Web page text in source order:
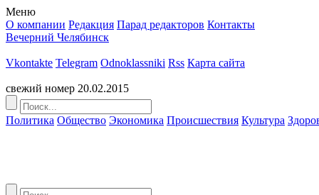
Меню
О компании Редакция Парад редакторов Контакты
Вечерний Челябинск
Vkontakte Telegram Odnoklassniki Rss Карта сайта
свежий номер 20.02.2015
Политика Общество Экономика Происшествия Культура